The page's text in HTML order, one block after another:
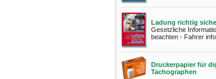
Ladung richtig
Gesetzliche
beachten - Fahrer
Druckerpapier für
Tachographen